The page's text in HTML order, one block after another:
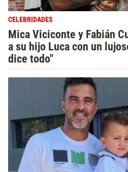
CELEBRIDADES
Mica Viciconte y Fabián
a su hijo Luca con un
dice todo"